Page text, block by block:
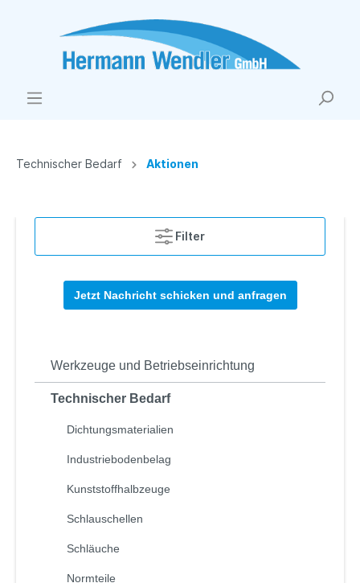
Technischer Bedarf Aktionen
Filter
Jetzt Nachricht schicken und anfragen
Werkzeuge und Betriebseinrichtung
Technischer Bedarf
Dichtungsmaterialien
Industriebodenbelag
Kunststoffhalbzeuge
Schlauschellen
Schläuche
Normteile